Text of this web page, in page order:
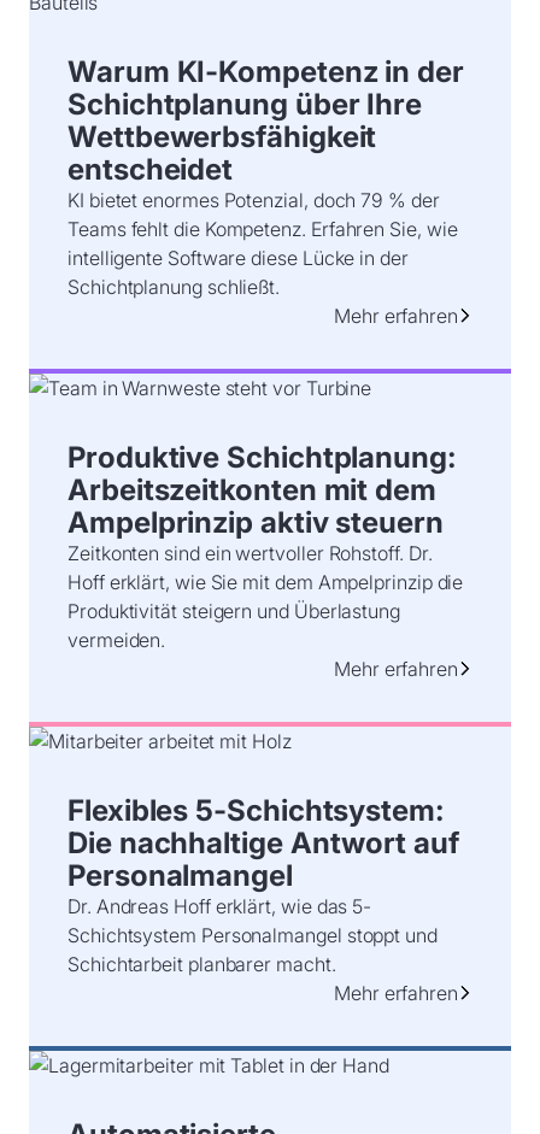
Warum KI-Kompetenz in der
Schichtplanung über Ihre
Wettbewerbsfähigkeit
entscheidet
KI bietet enormes Potenzial, doch 79 % der
Teams fehlt die Kompetenz. Erfahren Sie, wie
intelligente Software diese Lücke in der
Schichtplanung schließt.
Mehr erfahren
Produktive Schichtplanung:
Arbeitszeitkonten mit dem
Ampelprinzip aktiv steuern
Zeitkonten sind ein wertvoller Rohstoff. Dr.
Hoff erklärt, wie Sie mit dem Ampelprinzip die
Produktivität steigern und Überlastung
vermeiden.
Mehr erfahren
Flexibles 5-Schichtsystem:
Die nachhaltige Antwort auf
Personalmangel
Dr. Andreas Hoff erklärt, wie das 5-
Schichtsystem Personalmangel stoppt und
Schichtarbeit planbarer macht.
Mehr erfahren